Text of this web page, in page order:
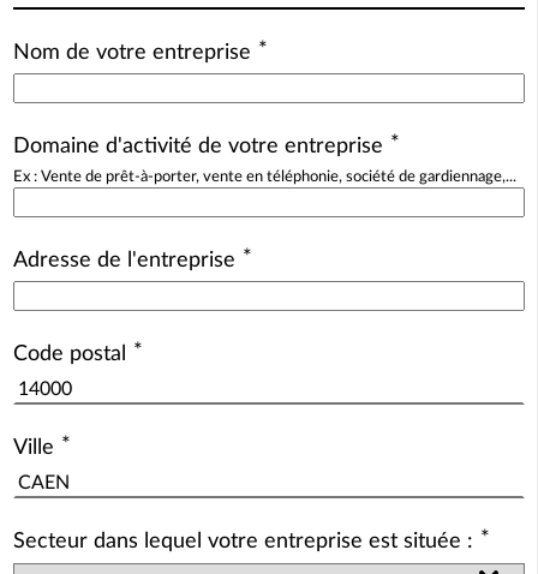
Nom de votre entreprise *
Domaine d'activité de votre entreprise *
Ex : Vente de prêt-à-porter, vente en téléphonie, société de gardiennage,...
Adresse de l'entreprise *
Code postal *
Ville *
Secteur dans lequel votre entreprise est située : *